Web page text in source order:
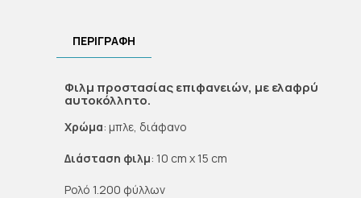
ΠΕΡΙΓΡΑΦΉ
Φιλµ προστασίας επιφανειών, µε ελαφρύ
αυτοκόλλητο.
Χρώμα: μπλε, διάφανο
Διάσταση φιλμ: 10 cm x 15 cm
Ρολό 1.200 φύλλων